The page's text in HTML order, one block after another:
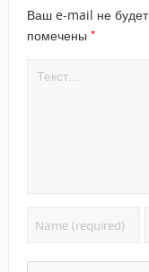
Ваш e-mail не будет
помечены *